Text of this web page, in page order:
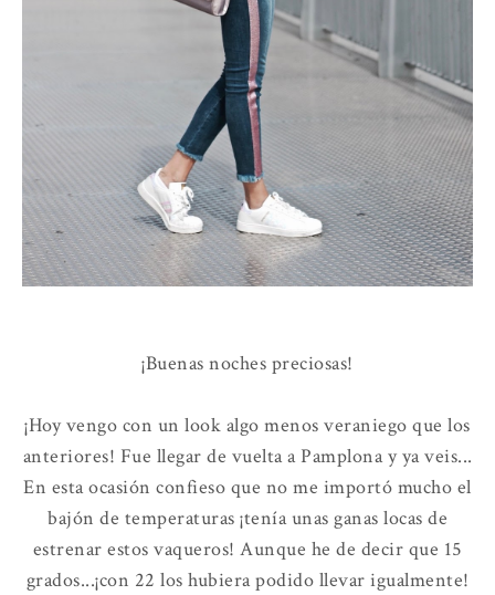
¡Buenas noches preciosas!
¡Hoy vengo con un look algo menos veraniego que los
anteriores! Fue llegar de vuelta a Pamplona y ya veis...
En esta ocasión confieso que no me importó mucho el
bajón de temperaturas ¡tenía unas ganas locas de
estrenar estos vaqueros! Aunque he de decir que 15
grados...¡con 22 los hubiera podido llevar igualmente!